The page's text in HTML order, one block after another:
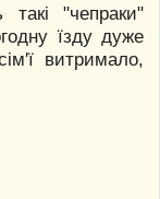
"чепраки"
їзду дуже
витримало,